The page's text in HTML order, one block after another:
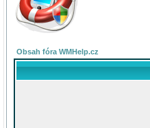
Obsah fóra WMHelp.cz